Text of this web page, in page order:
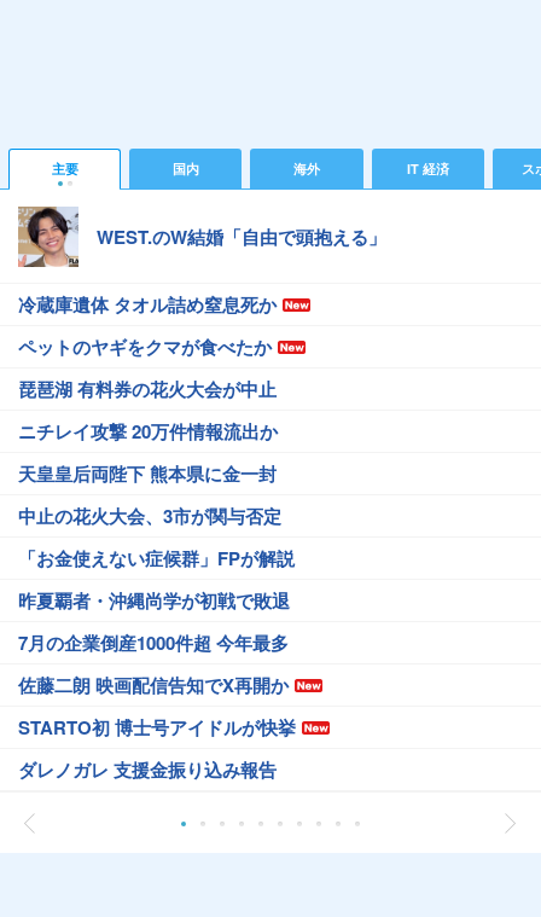
主要 国内 海外 IT 経済 ス
WEST.のW結婚「自由で頭抱える」
冷蔵庫遺体 タオル詰め窒息死か
ペットのヤギをクマが食べたか
琵琶湖 有料券の花火大会が中止
ニチレイ攻撃 20万件情報流出か
天皇皇后両陛下 熊本県に金一封
中止の花火大会、3市が関与否定
「お金使えない症候群」FPが解説
昨夏覇者・沖縄尚学が初戦で敗退
7月の企業倒産1000件超 今年最多
佐藤二朗 映画配信告知でX再開か
STARTO初 博士号アイドルが快挙
ダレノガレ 支援金振り込み報告